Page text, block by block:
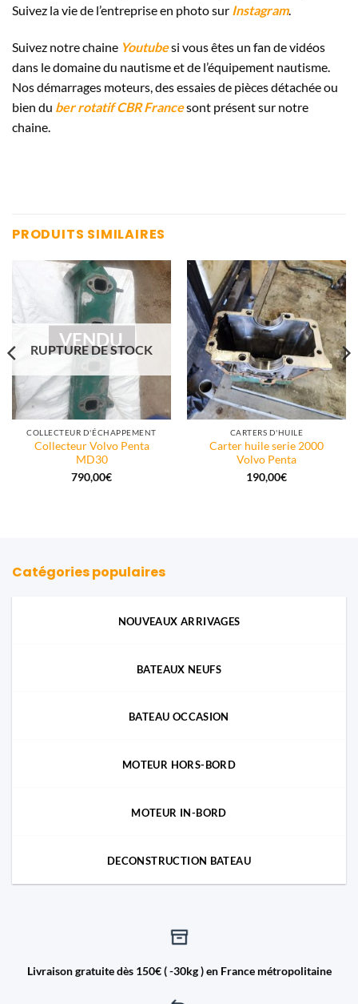
Suivez la vie de l’entreprise en photo sur Instagram.
Suivez notre chaine Youtubesi vous êtes un fan de vidéos
dans le domaine du nautisme et de l’équipement nautisme.
Nos démarrages moteurs, des essaies de pièces détachée ou
bien du ber rotatif CBR Francesont présent sur notre
chaine.
PRODUITS SIMILAIRES
VENDU
RUPTURE DE STOCK
COLLECTEUR D'ÉCHAPPEMENT
Collecteur Volvo Penta
MD30
790,00€
CARTERS D'HUILE
Carter huile serie 2000
Volvo Penta
190,00€
Catégories populaires
NOUVEAUX ARRIVAGES
BATEAUX NEUFS
BATEAU OCCASION
MOTEUR HORS-BORD
MOTEUR IN-BORD
DECONSTRUCTION BATEAU
Livraison gratuite dès 150€ ( -30kg ) en France métropolitaine